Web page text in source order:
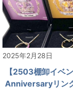
2025年2月28日
【2503棚卸イベ
Anniversaryリン